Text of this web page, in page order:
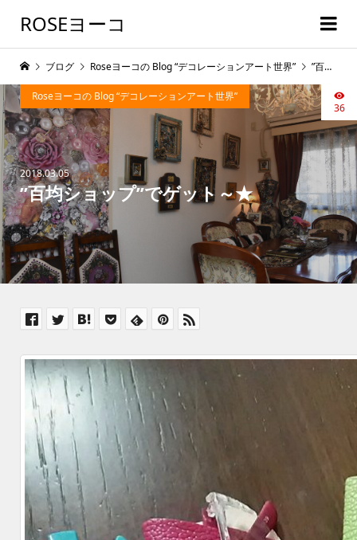
ROSEヨーコ
2018.03.05
”百均ショップ”でゲット～★
Roseヨーコの Blog “デコレーションアート世界”
36
ブログ Roseヨーコの Blog “デコレーションアート世界” ”百均ショップ”でゲット～★